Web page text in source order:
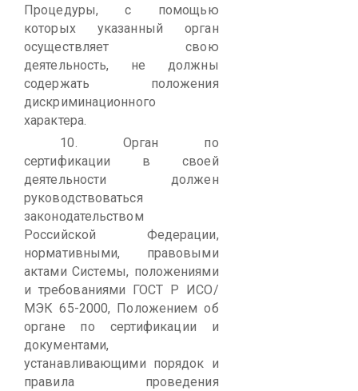
Процедуры, с помощью
которых указанный орган
осуществляет свою
деятельность, не должны
содержать положения
дискриминационного
характера.
10. Орган по
сертификации в своей
деятельности должен
руководствоваться
законодательством
Российской Федерации,
нормативными, правовыми
актами Системы, положениями
и требованиями ГОСТ Р ИСО/
МЭК 65-2000, Положением об
органе по сертификации и
документами,
устанавливающими порядок и
правила проведения